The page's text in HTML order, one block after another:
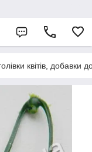
квітів, добавки